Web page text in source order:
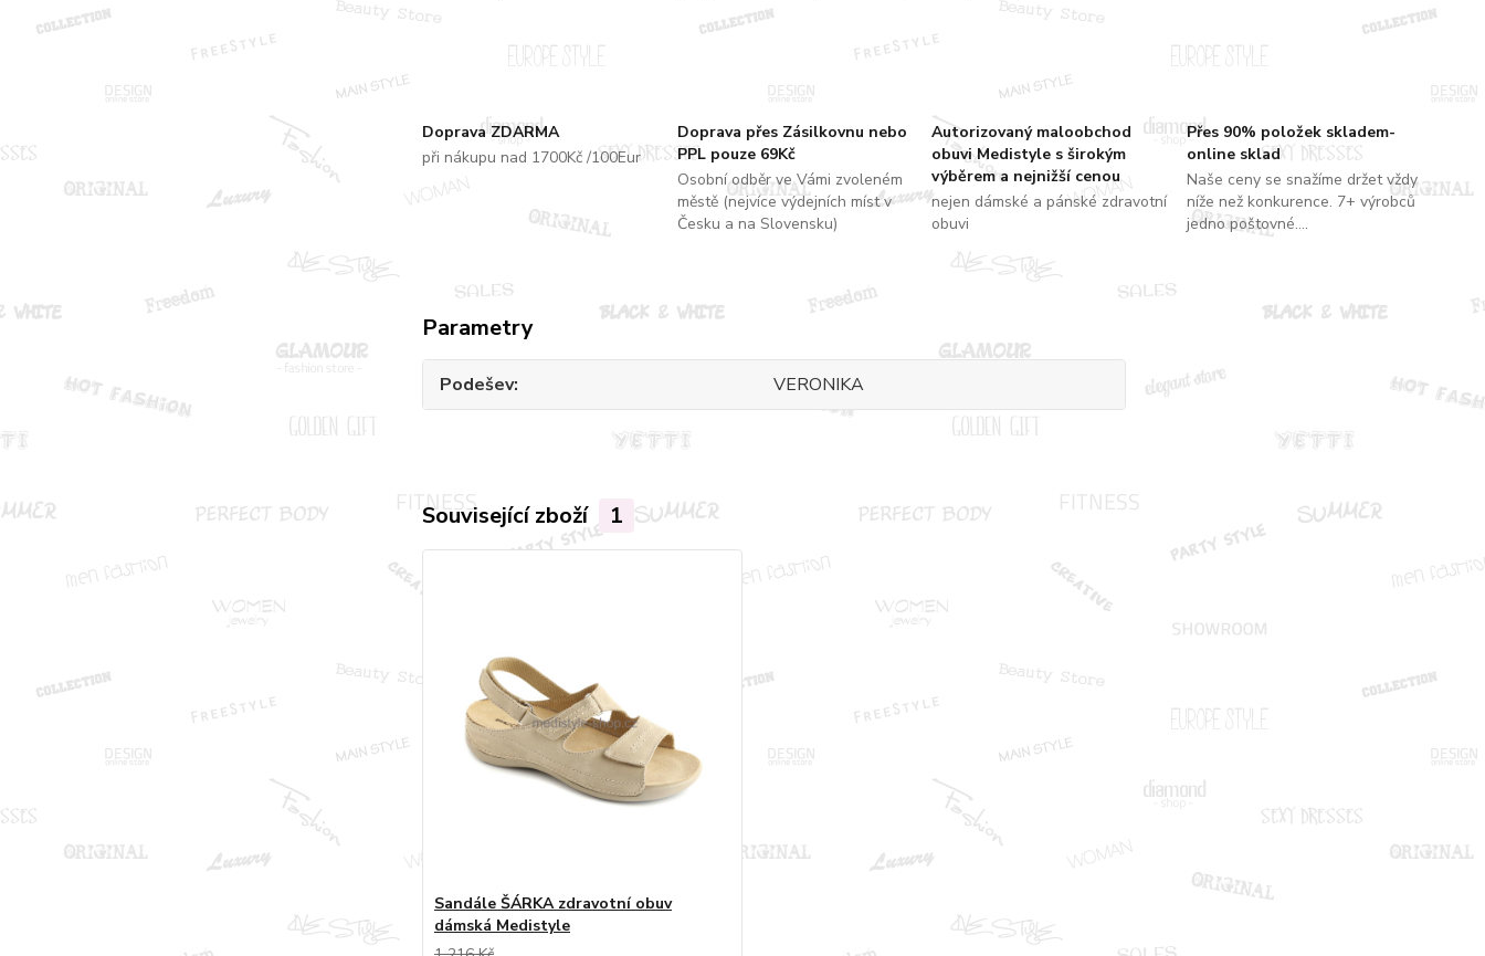
Doprava ZDARMA
při nákupu nad 1700Kč /100Eur
Doprava přes Zásilkovnu nebo
PPL pouze 69Kč
Osobní odběr ve Vámi zvoleném
městě (nejvíce výdejních míst v
Česku a na Slovensku)
Autorizovaný maloobchod
obuvi Medistyle s širokým
výběrem a nejnižší cenou
nejen dámské a pánské zdravotní
obuvi
Přes 90% položek skladem-
online sklad
Naše ceny se snažíme držet vždy
níže než konkurence. 7+ výrobců
jedno poštovné....
Parametry
Podešev VERONIKA
Související zboží 1
Sandále ŠÁRKA zdravotní obuv
dámská Medistyle